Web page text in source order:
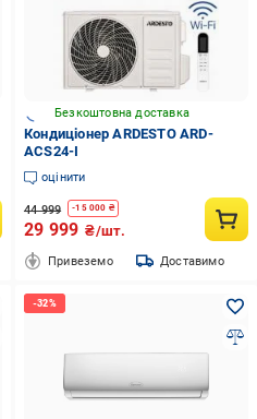
Безкоштовна доставка
Кондиціонер ARDESTO ARD-
ACS24-I
оцінити
44 999 -15 000 ₴
29 999 ₴/шт.
Привеземо Доставимо